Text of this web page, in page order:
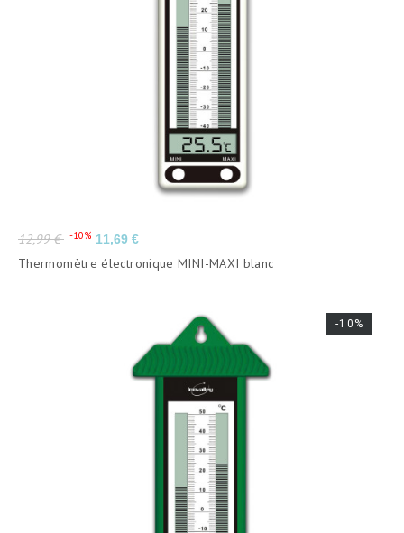
Prix
de
base
12,99 € -10% Prix
11,69 €
Thermomètre électronique MINI-MAXI blanc
-10%